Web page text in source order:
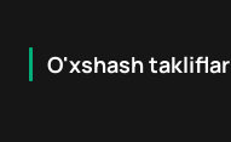
O'xshash takliflar
16 + 7.9